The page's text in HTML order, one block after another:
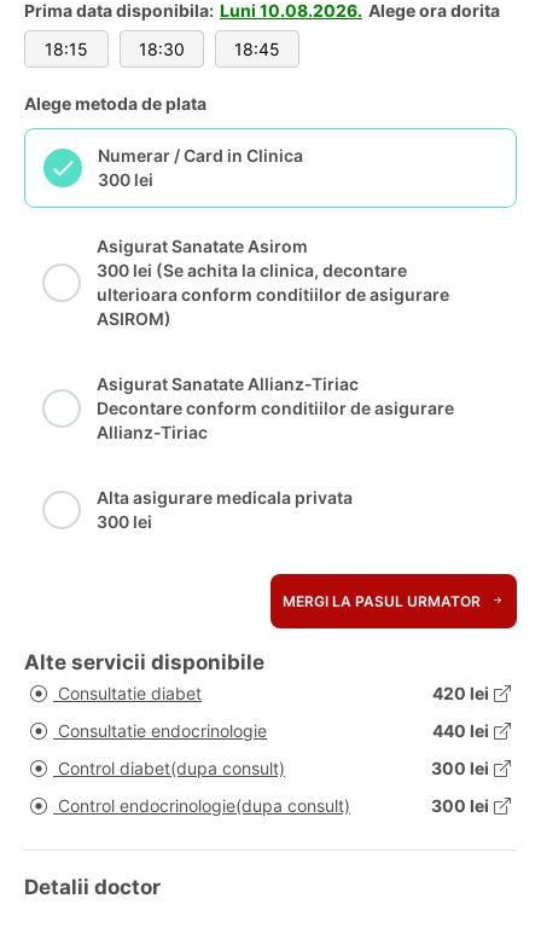
Prima data disponibila: Luni 10.08.2026. Alege ora dorita
18:15
18:30 18:45
Alege metoda de plata
Numerar / Card in Clinica
300 lei
Asigurat Sanatate Asirom
300 lei (Se achita la clinica, decontare
ulterioara conform conditiilor de asigurare
ASIROM)
Asigurat Sanatate Allianz-Tiriac
Decontare conform conditiilor de asigurare
Allianz-Tiriac
Alta asigurare medicala privata
300 lei
MERGI LA PASUL URMATOR
Alte servicii disponibile
Consultatie diabet
420 lei
Consultatie endocrinologie
440 lei
Control diabet(dupa consult)
300 lei
Control endocrinologie(dupa consult)
300 lei
Detalii doctor